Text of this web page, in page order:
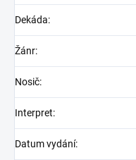
Dekáda:
Žánr:
Nosič:
Interpret:
Datum vydání: